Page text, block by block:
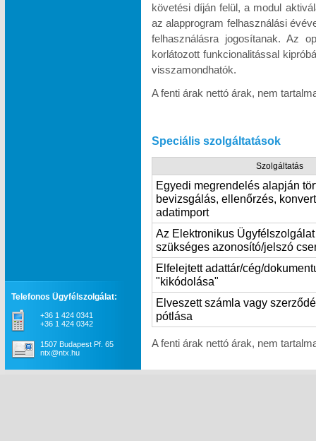
követési díján felül, a modul
az alapprogram felhasználási
felhasználásra jogosítanak. Az
korlátozott funkcionalitással
visszamondhatók.
A fenti árak nettó árak, nem
Speciális szolgáltatások
Szolgáltatás
Egyedi megrendelés alapján
bevizsgálás, ellenőrzés,
adatimport
Az Elektronikus
szükséges azonosító/jelszó
Elfelejtett adattár/cég/
"kikódolása"
Elveszett számla vagy
pótlása
A fenti árak nettó árak, nem
Telefonos Ügyfélszolgálat:
+36 1 424 0341
+36 1 424 0342
1507 Budapest Pf. 65
ntx@ntx.hu